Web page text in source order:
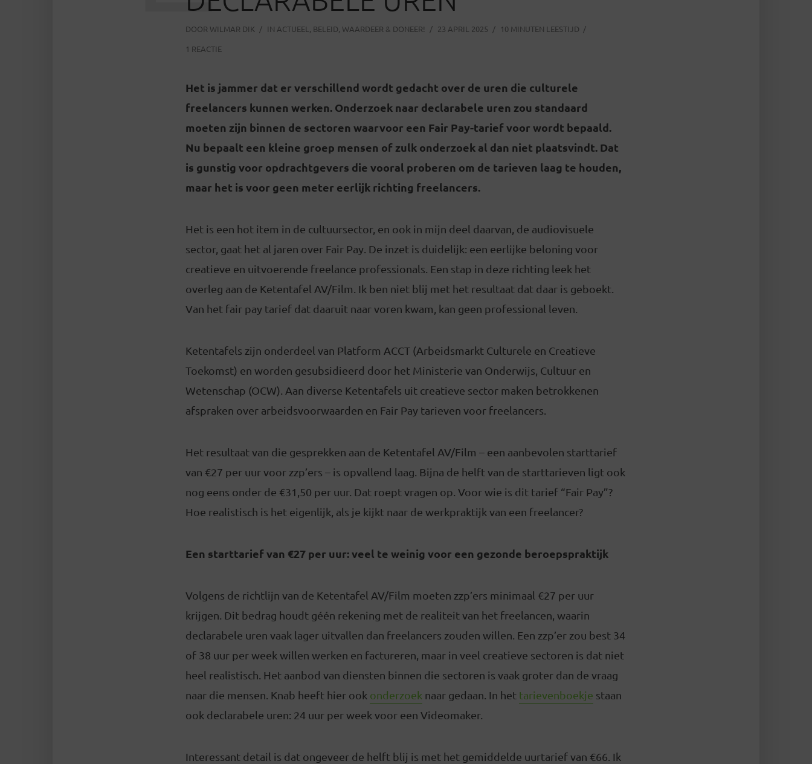
DOOR WILMAR DIK IN ACTUEEL , BELEID, WAARDEER & DONEER! 23 APRIL 2025
10 MINUTEN LEESTIJD
1 REACTIE
Het is jammer dat er verschillend wordt gedacht over de uren die culturele
freelancers kunnen werken. Onderzoek naar declarabele uren zou standaard
moeten zijn binnen de sectoren waarvoor een Fair Pay-tarief voor wordt bepaald.
Nu bepaalt een kleine groep mensen of zulk onderzoek al dan niet plaatsvindt. Dat
is gunstig voor opdrachtgevers die vooral proberen om de tarieven laag te houden,
maar het is voor geen meter eerlijk richting freelancers.
Het is een hot item in de cultuursector, en ook in mijn deel daarvan, de audiovisuele
sector, gaat het al jaren over Fair Pay. De inzet is duidelijk: een eerlijke beloning voor
creatieve en uitvoerende freelance professionals. Een stap in deze richting leek het
overleg aan de Ketentafel AV/Film. Ik ben niet blij met het resultaat dat daar is geboekt.
Van het fair pay tarief dat daaruit naar voren kwam, kan geen professional leven.
Ketentafels zijn onderdeel van Platform ACCT (Arbeidsmarkt Culturele en Creatieve
Toekomst) en worden gesubsidieerd door het Ministerie van Onderwijs, Cultuur en
Wetenschap (OCW). Aan diverse Ketentafels uit creatieve sector maken betrokkenen
afspraken over arbeidsvoorwaarden en Fair Pay tarieven voor freelancers.
Het resultaat van die gesprekken aan de Ketentafel AV/Film – een aanbevolen starttarief
van €27 per uur voor zzp’ers – is opvallend laag. Bijna de helft van de starttarieven ligt ook
nog eens onder de €31,50 per uur. Dat roept vragen op. Voor wie is dit tarief “Fair Pay”?
Hoe realistisch is het eigenlijk, als je kijkt naar de werkpraktijk van een freelancer?
Een starttarief van €27 per uur: veel te weinig voor een gezonde beroepspraktijk
Volgens de richtlijn van de Ketentafel AV/Film moeten zzp’ers minimaal €27 per uur
krijgen. Dit bedrag houdt géén rekening met de realiteit van het freelancen, waarin
declarabele uren vaak lager uitvallen dan freelancers zouden willen. Een zzp’er zou best 34
of 38 uur per week willen werken en factureren, maar in veel creatieve sectoren is dat niet
heel realistisch. Het aanbod van diensten binnen die sectoren is vaak groter dan de vraag
naar die mensen. Knab heeft hier ook onderzoek naar gedaan. In het tarievenboekje staan
ook declarabele uren: 24 uur per week voor een Videomaker.
Interessant detail is dat ongeveer de helft blij is met het gemiddelde uurtarief van €66. Ik